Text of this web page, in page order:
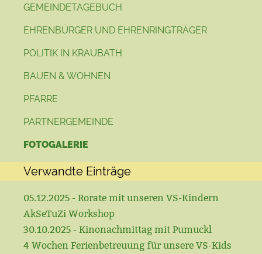
GEMEINDETAGEBUCH
EHRENBÜRGER UND EHRENRINGTRÄGER
POLITIK IN KRAUBATH
BAUEN & WOHNEN
PFARRE
PARTNERGEMEINDE
FOTOGALERIE
Verwandte Einträge
05.12.2025 - Rorate mit unseren VS-Kindern
AkSeTuZi Workshop
30.10.2025 - Kinonachmittag mit Pumuckl
4 Wochen Ferienbetreuung für unsere VS-Kids